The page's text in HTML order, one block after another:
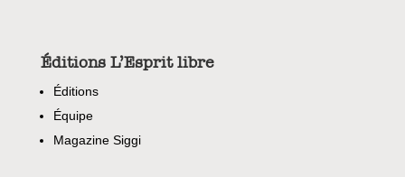
Éditions L’Esprit libre
Éditions
Équipe
Magazine Siggi